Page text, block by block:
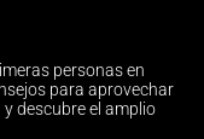
personas en
para aprovechar
descubre el amplio